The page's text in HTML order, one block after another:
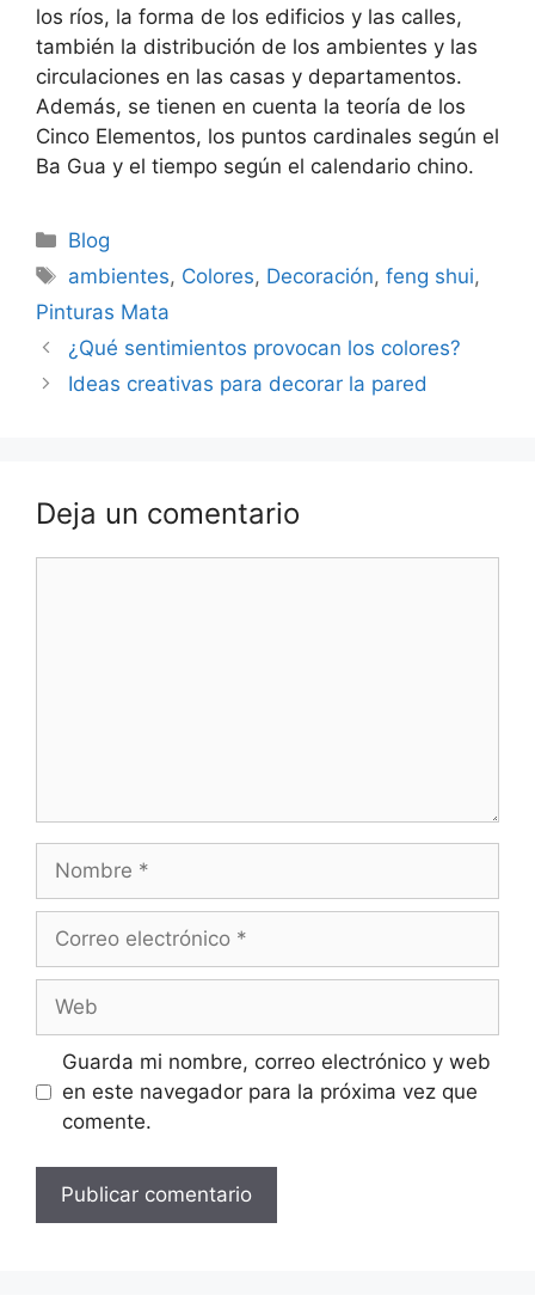
los ríos, la forma de los edificios y las calles,
también la distribución de los ambientes y las
circulaciones en las casas y departamentos.
Además, se tienen en cuenta la teoría de los
Cinco Elementos, los puntos cardinales según el
Ba Gua y el tiempo según el calendario chino.
Blog
ambientes, Colores, Decoración,feng shui,
Pinturas Mata
¿Qué sentimientos provocan los colores?
Ideas creativas para decorar la pared
Deja un comentario
Guarda mi nombre, correo electrónico y web
en este navegador para la próxima vez que
comente.